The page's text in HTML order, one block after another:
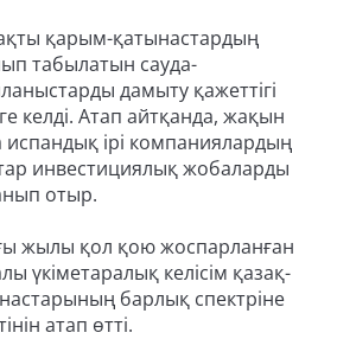
қарым-қатынастардың
табылатын сауда-
дамыту қажеттігі
келді. Атап айтқанда, жақын
испандық ірі компаниялардың
инвестициялық жобаларды
отыр.
жылы қол қою жоспарланған
үкіметаралық келісім қазақ-
барлық спектріне
атап өтті.